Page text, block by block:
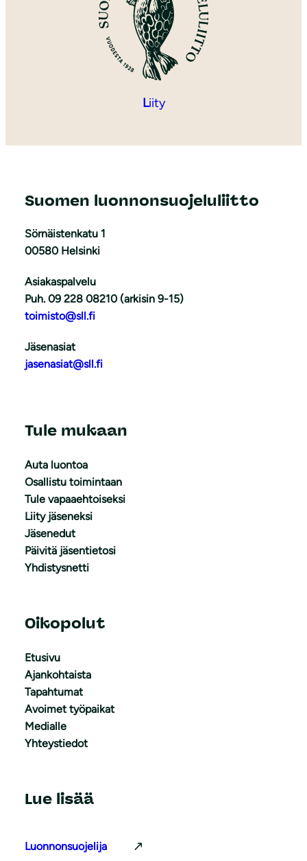
Liity
Suomen luonnonsuojeluliitto
Sörnäistenkatu 1
00580 Helsinki
Asiakaspalvelu
Puh. 09 228 08210 (arkisin 9-15)
toimisto@sll.fi
Jäsenasiat
jasenasiat@sll.fi
Tule mukaan
Auta luontoa
Osallistu toimintaan
Tule vapaaehtoiseksi
Liity jäseneksi
Jäsenedut
Päivitä jäsentietosi
Yhdistysnetti
Oikopolut
Etusivu
Ajankohtaista
Tapahtumat
Avoimet työpaikat
Medialle
Yhteystiedot
Lue lisää
Luonnonsuojelija